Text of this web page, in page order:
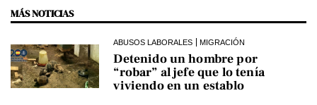
MÁS NOTICIAS
ABUSOS LABORALES MIGRACIÓN
Detenido un hombre por
“robar” al jefe que lo tenía
viviendo en un establo